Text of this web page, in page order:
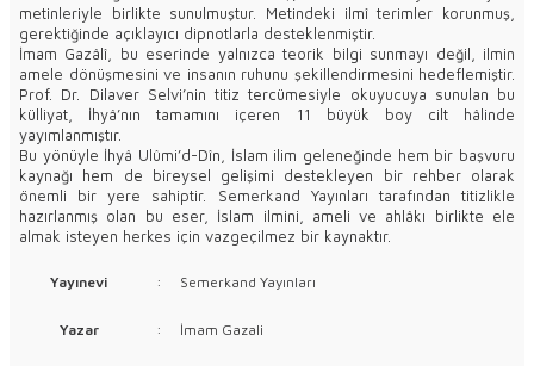
metinleriyle birlikte sunulmuştur. Metindeki ilmî terimler korunmuş,
gerektiğinde açıklayıcı dipnotlarla desteklenmiştir.
İmam Gazâlî, bu eserinde yalnızca teorik bilgi sunmayı değil, ilmin
amele dönüşmesini ve insanın ruhunu şekillendirmesini hedeflemiştir.
Prof. Dr. Dilaver Selvi’nin titiz tercümesiyle okuyucuya sunulan bu
külliyat, İhyâ’nın tamamını içeren 11 büyük boy cilt hâlinde
yayımlanmıştır.
Bu yönüyle İhyâ Ulûmi’d-Dîn, İslam ilim geleneğinde hem bir başvuru
kaynağı hem de bireysel gelişimi destekleyen bir rehber olarak
önemli bir yere sahiptir. Semerkand Yayınları tarafından titizlikle
hazırlanmış olan bu eser, İslam ilmini, ameli ve ahlâkı birlikte ele
almak isteyen herkes için vazgeçilmez bir kaynaktır.
Yayınevi : Semerkand Yayınları
Yazar : İmam Gazali